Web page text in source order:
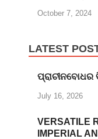
October 7, 2024
LATEST
July 16, 2026
VERSATILE
IMPERIAL